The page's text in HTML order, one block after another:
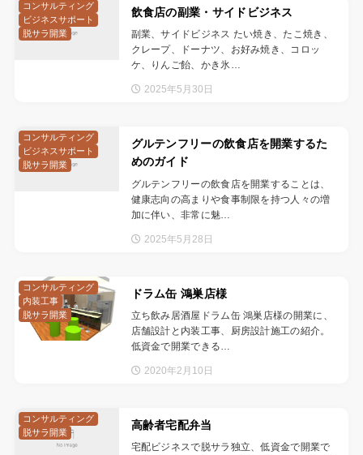
飲食店の副業・サイドビジネス
副業、サイドビジネス たい焼き、たこ焼き、
クレープ、ドーナツ、お好み焼き、コロッ
ケ、りんご飴、かき氷…
2025年5月30日
コンサルティング
ビジネスサポート
脱サラ開業
グルテンフリーの飲食店を開業するた
めのガイド
グルテンフリーの飲食店を開業することは、
健康志向の高まりや食事制限を持つ人々の増
加に伴い、非常に魅…
2025年5月28日
コンサルティング
ビジネスサポート
脱サラ開業
ドラム缶 鴻巣店様
立ち飲み居酒屋ドラム缶 鴻巣店様の開業に、
店舗設計と内装工事、厨房設計施工の紹介。
低資金で開業できる…
2020年2月10日
コンサルティング
内装工事
脱サラ開業
高齢者宅配弁当
宅配ビジネスで脱サラ独立、低資金で開業で
コンサルティング
脱サラ開業